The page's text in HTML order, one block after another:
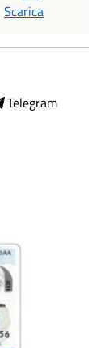
Scarica
Telegram